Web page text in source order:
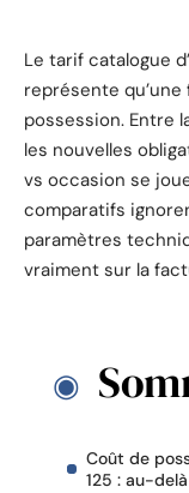
Le tarif catalogue
représente
possession. Entre
les nouvelles
vs occasion se
comparatifs
paramètres
vraiment sur la
Coût de
125 : au-